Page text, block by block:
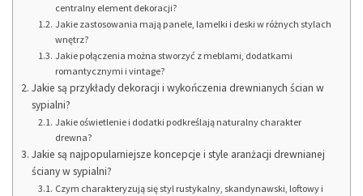
centralny element dekoracji?
Jakie zastosowania mają panele, lamelki i deski w różnych stylach
wnętrz?
Jakie połączenia można stworzyć z meblami, dodatkami
romantycznymi i vintage?
Jakie są przykłady dekoracji i wykończenia drewnianych ścian w
sypialni?
Jakie oświetlenie i dodatki podkreślają naturalny charakter
drewna?
Jakie są najpopularniejsze koncepcje i style aranżacji drewnianej
ściany w sypialni?
Czym charakteryzują się styl rustykalny, skandynawski, loftowy i